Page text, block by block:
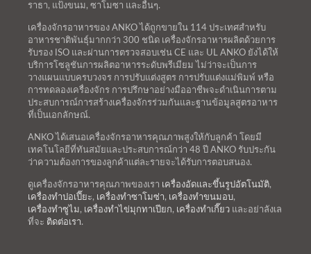
ราธา, แป้งขนม, ซาโมซา และอื่นๆ.
เครื่องจักรอาหารของ ANKO ได้ถูกขายใน 114 ประเทศสำหรับ
อาหารชาติพันธุ์มากกว่า 300 ชนิด เครื่องจักรอาหารผลิตด้วยการ
รับรอง ISO และผ่านการตรวจสอบเช่น CE และ UL ANKO ยังได้ให้
บริการโซลูชันการผลิตอาหารระดับพรีเมียม ไม่ว่าจะเป็นการ
วางแผนแบบครบวงจร การปรับแต่งสูตร การปรับแต่งแม่พิมพ์ หรือ
การทดลองเครื่องจักร การปรึกษาอย่างมืออาชีพจะดำเนินการตาม
ประสบการณ์การสร้างเครื่องจักรร่วมกันและฐานข้อมูลสูตรอาหาร
ที่เป็นเอกลักษณ์.
ANKO ได้เสนอเครื่องจักรอาหารคุณภาพสูงให้กับลูกค้า โดยมี
เทคโนโลยีที่ทันสมัยและประสบการณ์กว่า 48 ปี ANKO รับประกัน
ว่าความต้องการของลูกค้าแต่ละรายจะได้รับการตอบสนอง.
ดูเครื่องจักรอาหารคุณภาพของเรา เครื่องอัดและขึ้นรูปอัตโนมัติ,
เครื่องทำปอเปี๊ยะ, เครื่องทำซาโมซ่า, เครื่องทำขนมอบ,
เครื่องทำซูไม , เครื่องทำไข่มุกทาเปียก, เครื่องทำเกี๊ยว และอย่าลังเล
ที่จะ ติดต่อเรา.